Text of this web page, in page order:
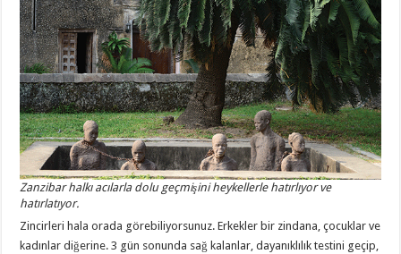
Zanzibar halkı acılarla dolu geçmişini heykellerle hatırlıyor ve
hatırlatıyor.
Zincirleri hala orada görebiliyorsunuz. Erkekler bir zindana, çocuklar ve
kadınlar diğerine. 3 gün sonunda sağ kalanlar, dayanıklılık testini geçip,